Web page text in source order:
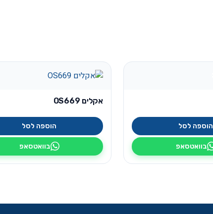
הוספה לסל
בוואטסאפ
אקלים OS669
הוספה לסל
בוואטסאפ